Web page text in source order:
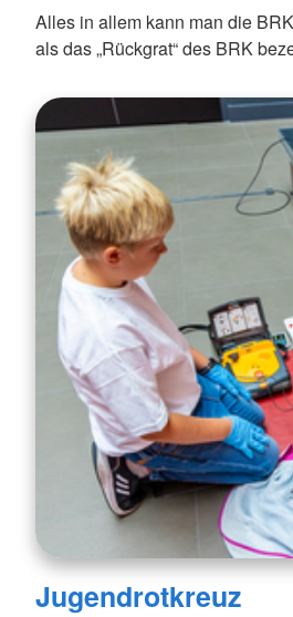
Alles in allem kann man die
als das „Rückgrat“ des BRK
Jugendrotkreuz